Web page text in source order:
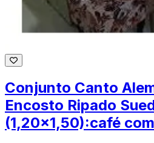
Conjunto Canto
Encosto Ripado
(1,20x1,50):café